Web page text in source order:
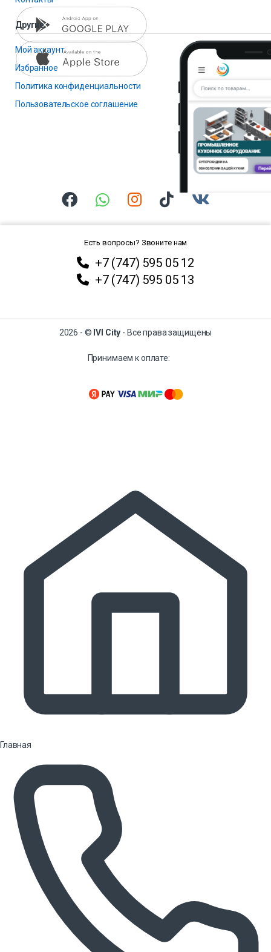
Другие
Мой аккаунт
Избранное
Политика конфиденциальности
Пользовательское соглашение
Есть вопросы? Звоните нам
+7 (747) 595 05 12
+7 (747) 595 05 13
2026 - © IVI City - Все права защищены
Принимаем к оплате:
Главная